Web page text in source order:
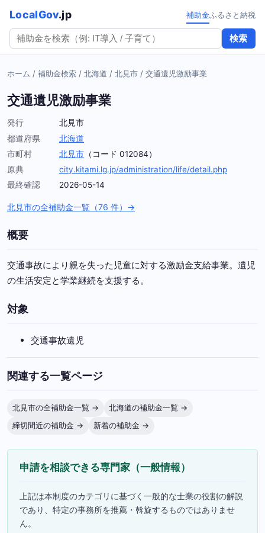
LocalGov.jp
検索
補助金ふるさと納税
ホーム / 補助金検索 / 北海道 / 北見市 / 交通遺児激励事業
交通遺児激励事業
発行
北見市
都道府県
北海道
市町村
北見市 （コード 012084）
原典
city.kitami.lg.jp/administration/life/detail.php
最終確認
2026-05-14
北見市の全補助金一覧（76 件）→
概要
交通事故により親を失った児童に対する激励金支給事業。遺児
の生活安定と学業継続を支援する。
対象
交通事故遺児
関連する一覧ページ
北見市の全補助金一覧 →
北海道の補助金一覧 →
締切間近の補助金 →
新着の補助金 →
申請を相談できる専門家（一般情報）
上記は本制度のカテゴリに基づく一般的な士業の役割の解説
であり、特定の事務所を推薦・斡旋するものではありませ
ん。